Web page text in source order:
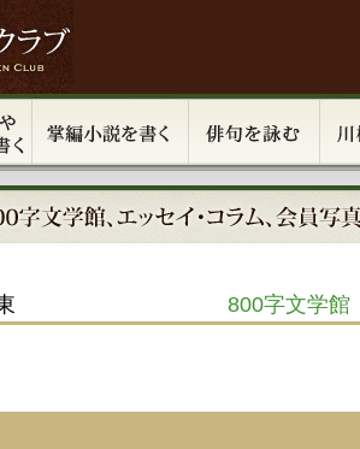
800字文学館